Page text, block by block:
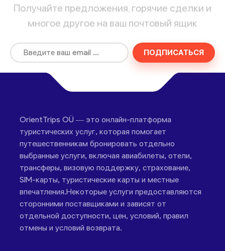
Получайте предложения, горячие сделки и
многое другое на ваш почтовый ящик
ПОДПИСАТЬСЯ
OrientTrips OÜ — это онлайн-платформа
туристических услуг, которая помогает
путешественникам бронировать отдельно
выбранные услуги, включая авиабилеты, отели,
трансферы, визовую поддержку, страхование,
SIM-карты, туристические карты и местные
впечатления.Некоторые услуги предоставляются
сторонними поставщиками и зависят от
отдельной доступности, цен, условий, правил
отмены и условий возврата.